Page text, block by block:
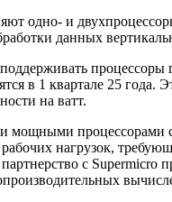
одно- и
данных
в 1 квартале 25
на ватт.
нагрузок,
с Supermicro